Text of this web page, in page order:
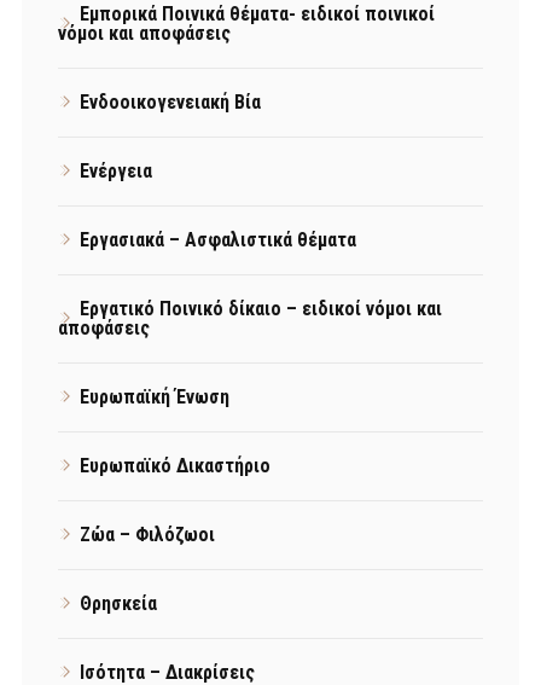
Εμπορικά Ποινικά θέματα- ειδικοί ποινικοί
νόμοι και αποφάσεις
Ενδοοικογενειακή Βία
Ενέργεια
Εργασιακά – Ασφαλιστικά θέματα
Εργατικό Ποινικό δίκαιο – ειδικοί νόμοι και
αποφάσεις
Ευρωπαϊκή Ένωση
Ευρωπαϊκό Δικαστήριο
Ζώα – Φιλόζωοι
Θρησκεία
Ισότητα – Διακρίσεις